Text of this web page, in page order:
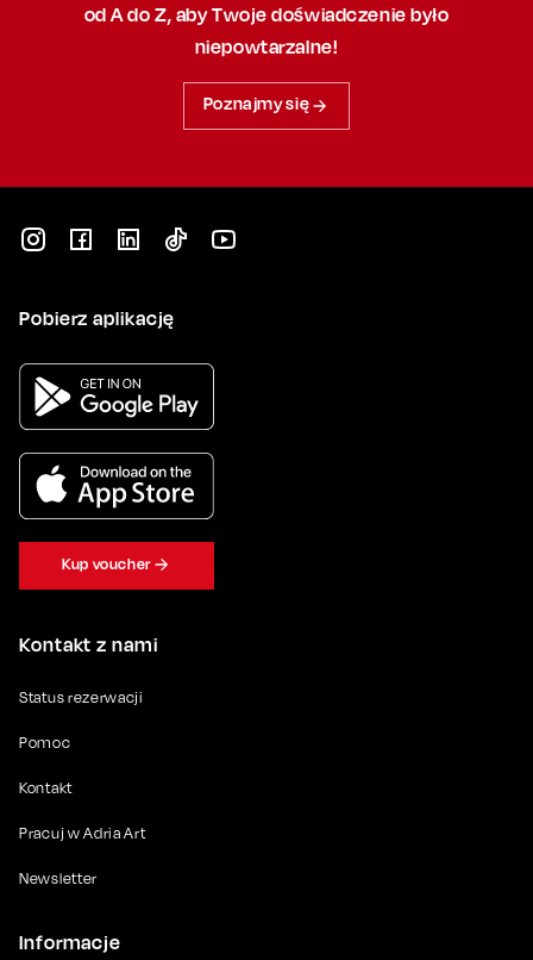
od A do Z, abyTwoje doświadczenie było
niepowtarzalne!
Poznajmy się
Kontakt z nami
Status rezerwacji
Pomoc
Kontakt
Pracuj w Adria Art
Newsletter
Informacje
Pobierz aplikację
Kup voucher